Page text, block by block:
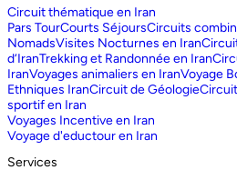
Circuit thématique en Iran
Pars TourCourts SéjoursCircuits
NomadsVisites Nocturnes en Iran
d‘IranTrekking et Randonnée en Iran
IranVoyages animaliers en IranVoyage
Ethniques IranCircuit de Géologie
sportif en Iran
Voyages Incentive en Iran
Voyage d'eductour en Iran
Services